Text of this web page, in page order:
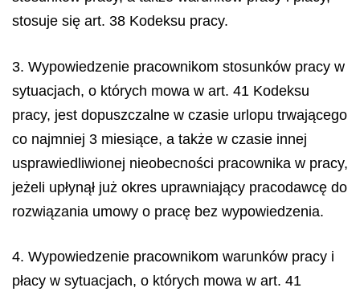
stosuje się art. 38 Kodeksu pracy.
3. Wypowiedzenie pracownikom stosunków pracy w
sytuacjach, o których mowa w art. 41 Kodeksu
pracy, jest dopuszczalne w czasie urlopu trwającego
co najmniej 3 miesiące, a także w czasie innej
usprawiedliwionej nieobecności pracownika w pracy,
jeżeli upłynął już okres uprawniający pracodawcę do
rozwiązania umowy o pracę bez wypowiedzenia.
4. Wypowiedzenie pracownikom warunków pracy i
płacy w sytuacjach, o których mowa w art. 41